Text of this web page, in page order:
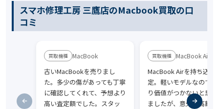
スマホ修理工房 三鷹店のMacbook買取の口
コミ
MacBook
古いMacBookを売りまし
た。多少の傷があっても丁寧
に確認してくれて、予想より
高い査定額でした。スタッ
MacBook Air
MacBook Airを持ち込み
定。軽いモデルなので
り価値がつかないと思っ
ましたが、意外と高額